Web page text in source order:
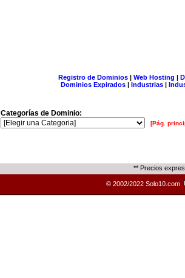
Registro de Dominios| Web Hosting |
Dominios Expirados | Industrias |
Categorías de Dominio:
[Pág.
** Precios
© 2002/2022 Solo10.com